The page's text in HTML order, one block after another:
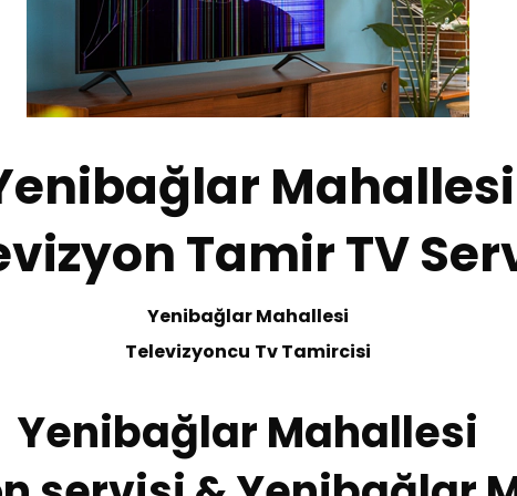
Mahallesi
Tamir TV
Yenibağlar Mahallesi
Televizyoncu TvTamircisi
Yenibağlar Mahallesi